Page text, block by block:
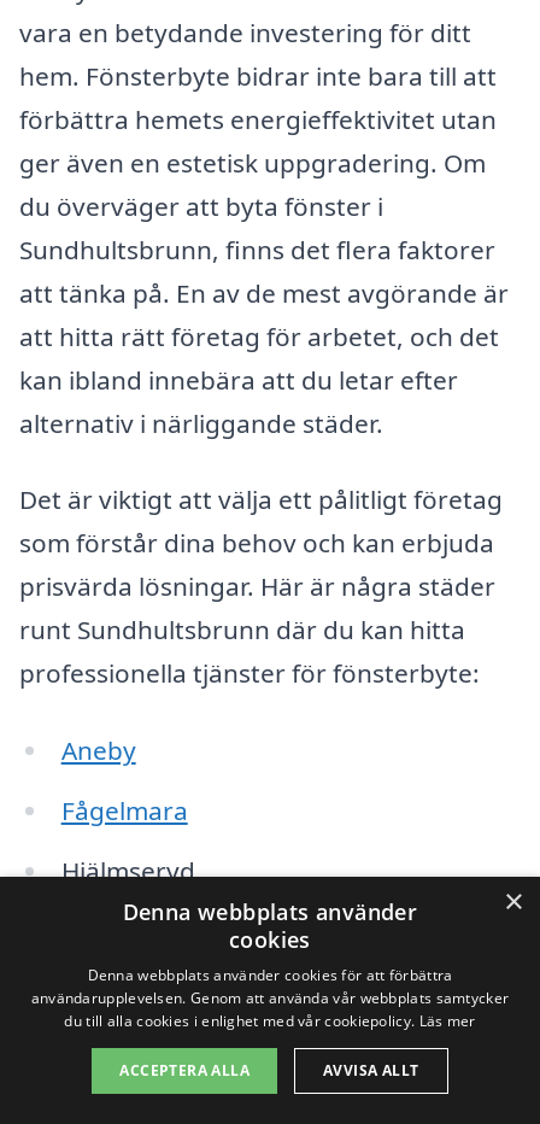
vara en betydande investering för ditt
hem. Fönsterbyte bidrar inte bara till att
förbättra hemets energieffektivitet utan
ger även en estetisk uppgradering. Om
du överväger att byta fönster i
Sundhultsbrunn, finns det flera faktorer
att tänka på. En av de mest avgörande är
att hitta rätt företag för arbetet, och det
kan ibland innebära att du letar efter
alternativ i närliggande städer.
Det är viktigt att välja ett pålitligt företag
som förstår dina behov och kan erbjuda
prisvärda lösningar. Här är några städer
runt Sundhultsbrunn där du kan hitta
professionella tjänster för fönsterbyte:
Aneby
Fågelmara
Hjälmseryd
Mullsjö
Nässjö
Smålandsstenar
×
Denna webbplats använder
cookies
Denna webbplats använder cookies för att förbättra
användarupplevelsen. Genom att använda vår webbplats samtycker
du till alla cookies i enlighet med vår cookiepolicy. Läs mer
ACCEPTERA ALLA AVVISA ALLT